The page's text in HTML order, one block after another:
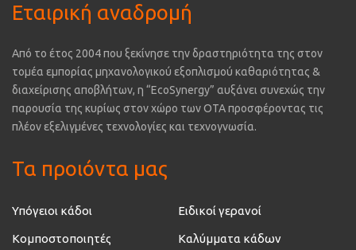
Εταιρική αναδρομή
Από το έτος 2004 που ξεκίνησε την δραστηριότητα της στον
τομέα εμπορίας μηχανολογικού εξοπλισμού καθαριότητας &
διαχείρισης αποβλήτων, η “EcoSynergy” αυξάνει συνεχώς την
παρουσία της κυρίως στον χώρο των ΟΤΑ προσφέροντας τις
πλέον εξελιγμένες τεχνολογίες και τεχνογνωσία.
Τα προιόντα μας
Υπόγειοι κάδοι Ειδικοί γερανοί
Κομποστοποιητές Καλύμματα κάδων